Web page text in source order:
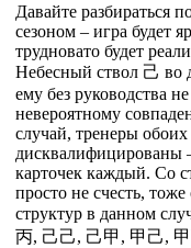
Давайте разбираться
сезоном – игра будет
трудновато будет
Небесный ствол 己 во
ему без руководства
невероятному
случай, тренеры
дисквалифицированы
карточек каждый. Со
просто не счесть,
структур в данном
丙, 己己, 己甲 , 甲 己, 甲